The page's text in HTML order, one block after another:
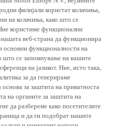
филијали користат колачиња,
на колачиња, како што се
користиме функционални
веб-страна да функционира
основни функционалности на
што се запомнување на вашите
на јазикот. Ние, исто така,
за да генерираме
за заштита на приватноста
на органите за заштита на
да разбереме како посетителите
и да ги подобрат нашите
и маркетинг напори.